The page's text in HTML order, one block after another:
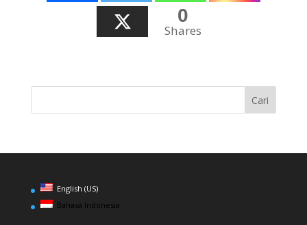
0
Shares
English (US)
Bahasa Indonesia